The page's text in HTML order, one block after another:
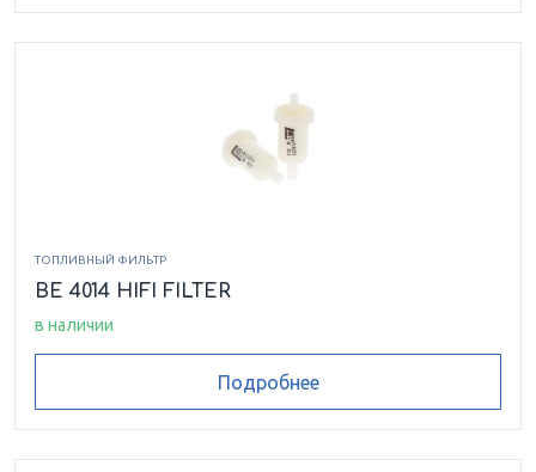
ТОПЛИВНЫЙ ФИЛЬТР
BE 4014 HIFI FILTER
в наличии
Подробнее